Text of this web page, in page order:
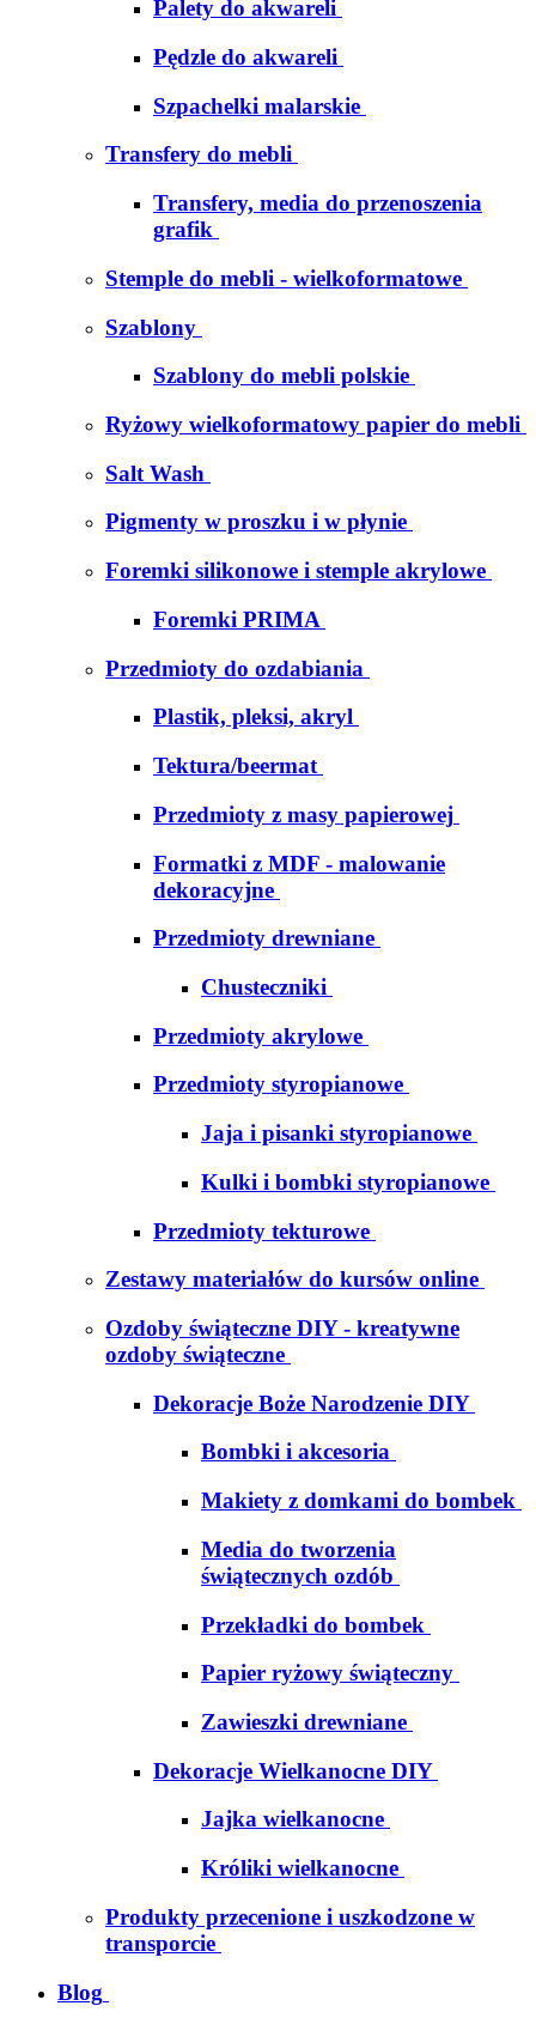
Palety do akwareli
Pędzle do akwareli
Szpachelki malarskie
Transfery do mebli
Transfery, media do przenoszenia
grafik
Stemple do mebli - wielkoformatowe
Szablony
Szablony do mebli polskie
Ryżowy wielkoformatowy papier do mebli
Salt Wash
Pigmenty w proszku i w płynie
Foremki silikonowe i stemple akrylowe
Foremki PRIMA
Przedmioty do ozdabiania
Plastik, pleksi, akryl
Tektura/beermat
Przedmioty z masy papierowej
Formatki z MDF - malowanie
dekoracyjne
Przedmioty drewniane
Chusteczniki
Przedmioty akrylowe
Przedmioty styropianowe
Jaja i pisanki styropianowe
Kulki i bombki styropianowe
Przedmioty tekturowe
Zestawy materiałów do kursów online
Ozdoby świąteczne DIY - kreatywne
ozdoby świąteczne
Dekoracje Boże Narodzenie DIY
Bombki i akcesoria
Makiety z domkami do bombek
Media do tworzenia
świątecznych ozdób
Przekładki do bombek
Papier ryżowy świąteczny
Zawieszki drewniane
Dekoracje Wielkanocne DIY
Jajka wielkanocne
Króliki wielkanocne
Produkty przecenione i uszkodzone w
transporcie
Blog